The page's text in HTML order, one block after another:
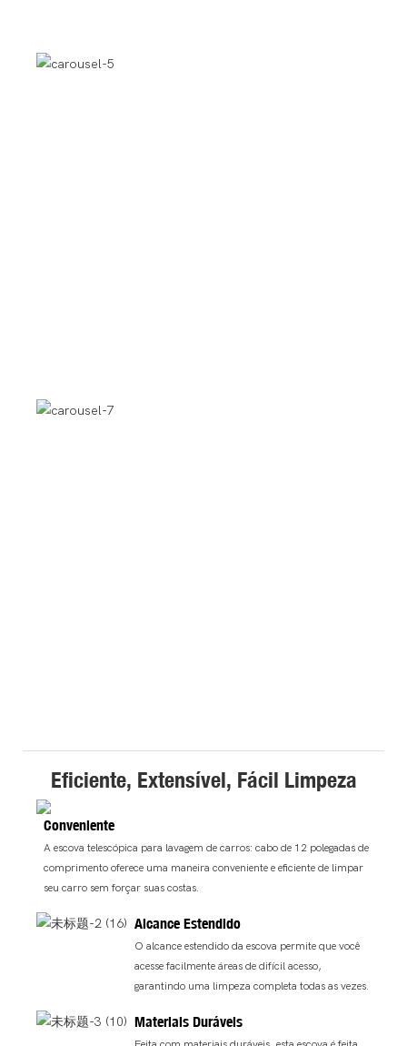
Eficiente, Extensível, Fácil Limpeza
Conveniente
A escova telescópica para lavagem de carros: cabo de 12 polegadas de
comprimento oferece uma maneira conveniente e eficiente de limpar
seu carro sem forçar suas costas.
Alcance Estendido
O alcance estendido da escova permite que você
acesse facilmente áreas de difícil acesso,
garantindo uma limpeza completa todas as vezes.
Materiais Duráveis